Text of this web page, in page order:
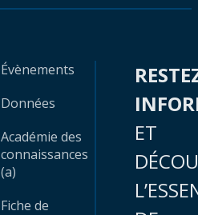
Évènements
Données
Académie des
connaissances
(a)
Fiche de
ET